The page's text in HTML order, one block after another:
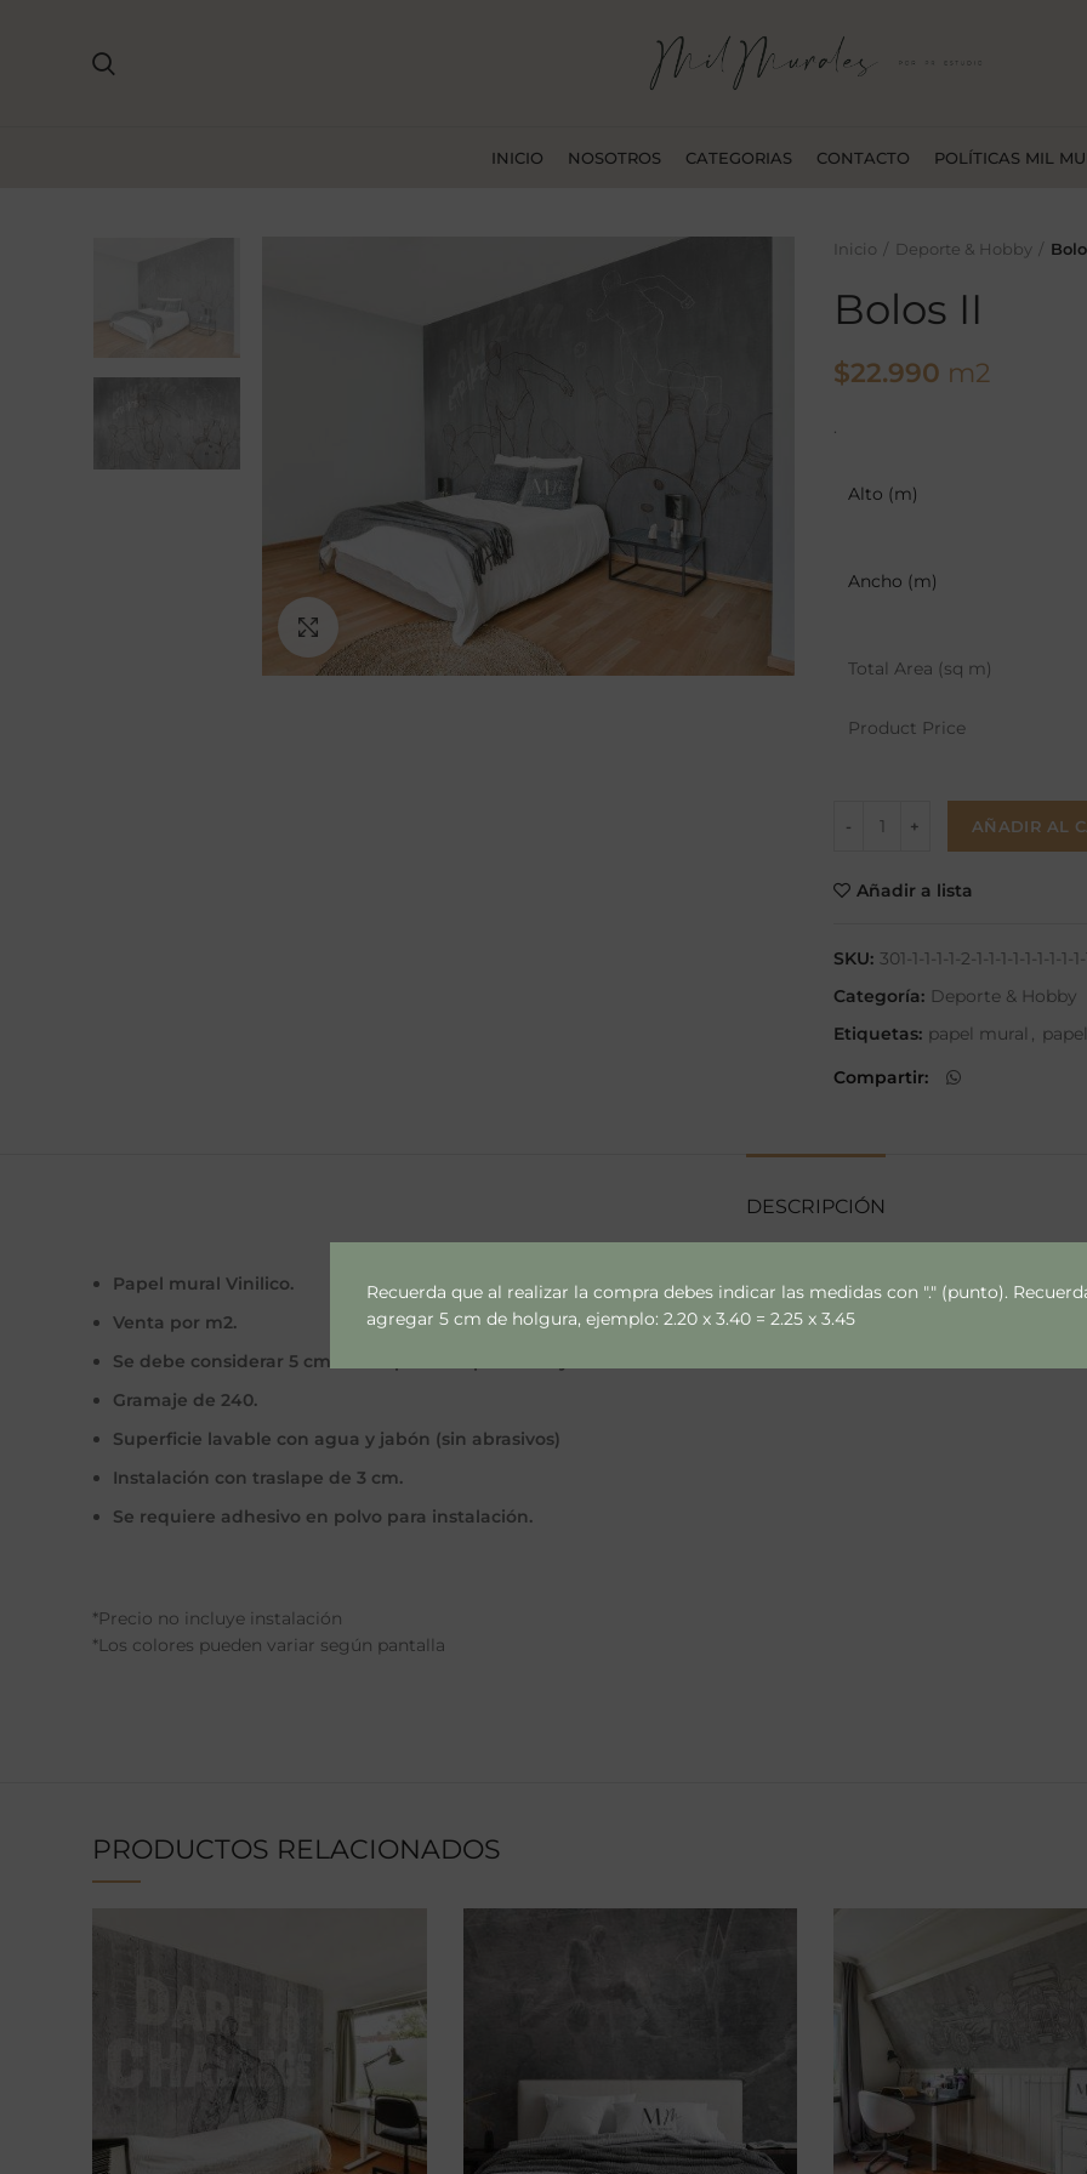
Recuerda que al realizar la compra debes indicar las medidas con "." (punto).
agregar 5 cm de holgura, ejemplo: 2.20 x 3.40 = 2.25 x 3.45
INICIO NOSOTROS CATEGORIAS CONTACTO POLÍTICAS MIL
Ampliar
Inicio Deporte & Hobby
Bolos II
$22.990 m2
.
Alto (m)
Ancho (m)
Total Area (sq m)
Product Price
AÑADIR AL
Añadir a lista
SKU: 301-1-1-1-1-2-1-1-1-1-1-1-1-1-
Categoría: Deporte & Hobby
Etiquetas: papel mural ,
Compartir
DESCRIPCIÓN
Papel mural Vinilico.
Venta por m2.
Se debe considerar 5 cm extras por lado por calce y variaciones de muros.
Gramaje de 240.
Superficie lavable con agua y jabón (sin abrasivos)
Instalación con traslape de 3 cm.
Se requiere adhesivo en polvo para instalación.
*Precio no incluye instalación
*Los colores pueden variar según pantalla
PRODUCTOS RELACIONADOS